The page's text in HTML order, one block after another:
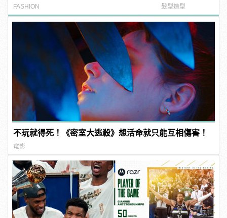
FASHION 髮型造型
不玩就得死！《密室大逃殺》想活命就只能互相傷害！
電影